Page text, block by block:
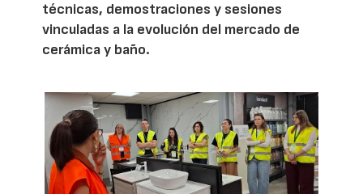
técnicas, demostraciones y sesiones
vinculadas a la evolución del mercado de
cerámica y baño.